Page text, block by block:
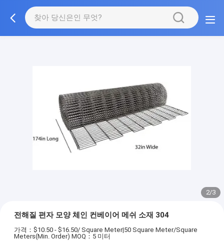
3/3
전해질 편자 모양 체인 컨베이어 메쉬 소재 304
가격：$10.50 - $16.50/ Square Meter|50 Square Meter/Square
Meters(Min. Order) MOQ：5 미터